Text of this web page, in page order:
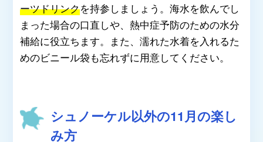
ーツドリンクを持参しましょう。海水を飲んでし
まった場合の口直しや、熱中症予防のための水分
補給に役立ちます。また、濡れた水着を入れるた
めのビニール袋も忘れずに用意してください。
シュノーケル以外の11月の楽し
み方